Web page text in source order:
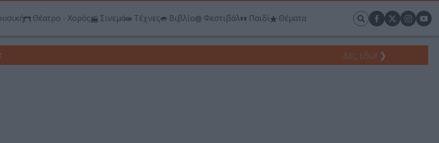
Θέατρο - Χορός Σινεμά Τέχνες Βιβλίο Φεστιβάλ Παιδί Θέματα
Δες εδώ! ❯